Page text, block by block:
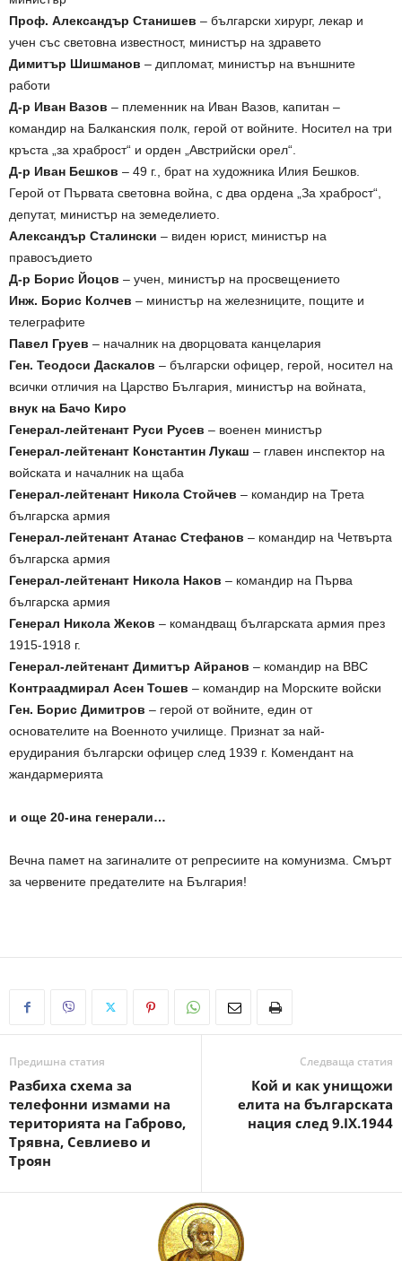
Проф. Александър Станишев – български хирург, лекар и
учен със световна известност, министър на здравето
Димитър Шишманов – дипломат, министър на външните
работи
Д-р Иван Вазов – племенник на Иван Вазов, капитан –
командир на Балканския полк, герой от войните. Носител на три
кръста „за храброст“ и орден „Австрийски орел“.
Д-р Иван Бешков – 49 г., брат на художника Илия Бешков.
Герой от Първата световна война, с два ордена „За храброст“,
депутат, министър на земеделието.
Александър Сталински – виден юрист, министър на
правосъдието
Д-р Борис Йоцов – учен, министър на просвещението
Инж. Борис Колчев – министър на железниците, пощите и
телеграфите
Павел Груев – началник на дворцовата канцелария
Ген. Теодоси Даскалов – български офицер, герой, носител на
всички отличия на Царство България, министър на войната,
внук на Бачо Киро
Генерал-лейтенант Руси Русев – военен министър
Генерал-лейтенант Константин Лукаш – глaвен инспектор на
войската и началник на щаба
Генерал-лейтенант Никола Стойчев – командир на Трета
българска армия
Генерал-лейтенант Атанас Стефанов – командир на Четвърта
българска армия
Генерал-лейтенант Никола Наков – командир на Първа
българска армия
Генерал Никола Жеков – командващ българската армия през
1915-1918 г.
Генерал-лейтенант Димитър Айранов – командир на ВВС
Контраадмирал Асен Тошев – командир на Морските войски
Ген. Борис Димитров – герой от войните, един от
основателите на Военното училище. Признат за най-
ерудирания български офицер след 1939 г. Комендант на
жандармерията
и още 20-ина генерали…
Вечна памет на загиналите от репресиите на комунизма. Смърт
за червените предателите на България!
Предишна статия
Разбиха схема за
телефонни измами на
територията на Габрово,
Трявна, Севлиево и
Троян
Следваща статия
Кой и как унищожи
елита на българската
нация след 9.IX.1944